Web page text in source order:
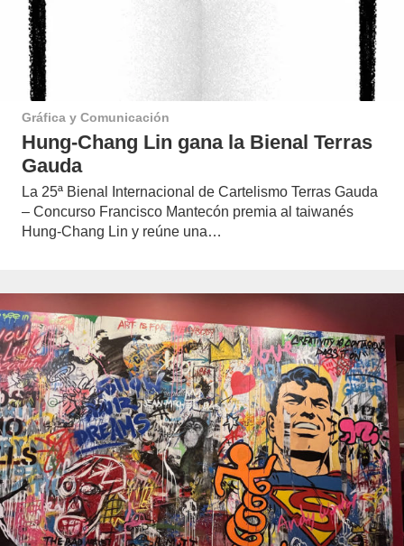
Gráfica y Comunicación
Hung-Chang Lin gana la Bienal Terras
Gauda
La 25ª Bienal Internacional de Cartelismo Terras Gauda
– Concurso Francisco Mantecón premia al taiwanés
Hung-Chang Lin y reúne una…